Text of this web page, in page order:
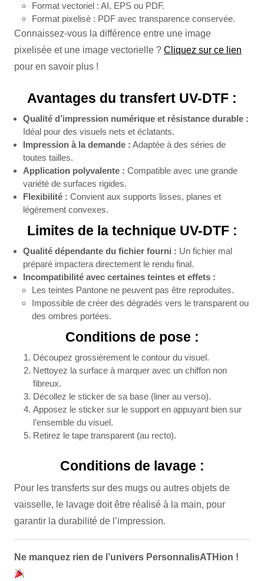
Format vectoriel : AI, EPS ou PDF.
Format pixelisé : PDF avec transparence conservée.
Connaissez-vous la différence entre une image
pixelisée et une image vectorielle ? Cliquez sur ce lien
pour en savoir plus !
Avantages du transfert UV-DTF :
Qualité d’impression numérique et résistance durable :
Idéal pour des visuels nets et éclatants.
Impression à la demande : Adaptée à des séries de
toutes tailles.
Application polyvalente : Compatible avec une grande
variété de surfaces rigides.
Flexibilité : Convient aux supports lisses, planes et
légèrement convexes.
Limites de la technique UV-DTF :
Qualité dépendante du fichier fourni : Un fichier mal
préparé impactera directement le rendu final.
Incompatibilité avec certaines teintes et effets :
Les teintes Pantone ne peuvent pas être reproduites.
Impossible de créer des dégradés vers le transparent ou
des ombres portées.
Conditions de pose :
Découpez grossièrement le contour du visuel.
Nettoyez la surface à marquer avec un chiffon non
fibreux.
Décollez le sticker de sa base (liner au verso).
Apposez le sticker sur le support en appuyant bien sur
l’ensemble du visuel.
Retirez le tape transparent (au recto).
Conditions de lavage :
Pour les transferts sur des mugs ou autres objets de
vaisselle, le lavage doit être réalisé à la main, pour
garantir la durabilité de l’impression.
Ne manquez rien de l’univers PersonnalisATHion !